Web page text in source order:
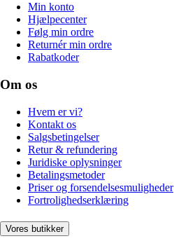
Min konto
Hjælpecenter
Følg min ordre
Returnér min ordre
Rabatkoder
Om os
Hvem er vi?
Kontakt os
Salgsbetingelser
Retur & refundering
Juridiske oplysninger
Betalingsmetoder
Priser og forsendelsesmuligheder
Fortrolighedserklæring
Vores butikker